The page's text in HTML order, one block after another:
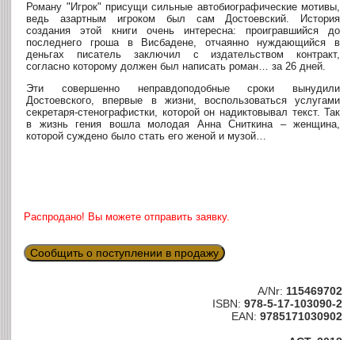
Роману "Игрок" присущи сильные автобиографические мотивы,
ведь азартным игроком был сам Достоевский. История
создания этой книги очень интересна: проигравшийся до
последнего гроша в Висбадене, отчаянно нуждающийся в
деньгах писатель заключил с издательством контракт,
согласно которому должен был написать роман… за 26 дней.
Эти совершенно неправдоподобные сроки вынудили
Достоевского, впервые в жизни, воспользоваться услугами
секретаря-стенографистки, которой он надиктовывал текст. Так
в жизнь гения вошла молодая Анна Сниткина – женщина,
которой суждено было стать его женой и музой…
Распродано! Вы можете отправить заявку.
Сообщить о поступлении в продажу
A/Nr: 115469702
ISBN: 978-5-17-103090-2
EAN: 9785171030902